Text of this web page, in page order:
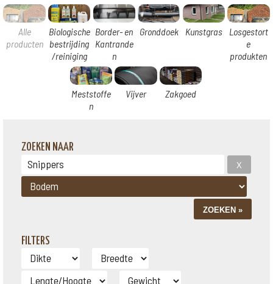
Alle
producten
Biologische
bestrijding
/reiniging
Border- en
Kantrande
n
Gronddoek Kunstgras
Losgestort
e
produkten
Meststoffe
n
Vijver Zakgoed
ZOEKEN NAAR
FILTERS